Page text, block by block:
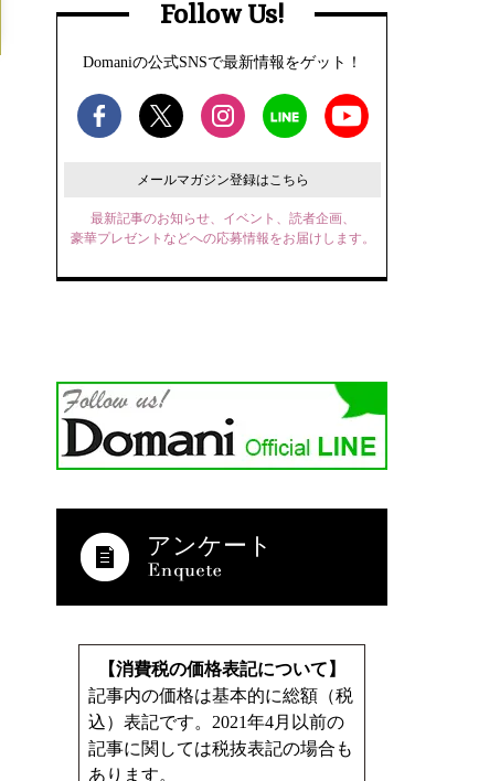
Follow Us!
Domaniの公式SNSで最新情報をゲット！
メールマガジン登録はこちら
最新記事のお知らせ、イベント、読者企画、
豪華プレゼントなどへの応募情報をお届けします。
アンケート
【消費税の価格表記について】
記事内の価格は基本的に総額（税
込）表記です。2021年4月以前の
記事に関しては税抜表記の場合も
あります。